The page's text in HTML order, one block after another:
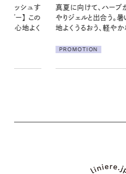
が香るひん
い季節に心
なボディケ
2026.07.21
【高山都さんが楽しむ
リーとの重ねづけも素